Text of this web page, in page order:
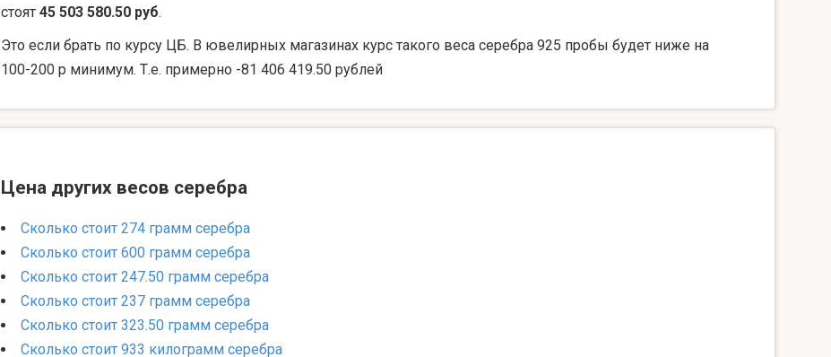
стоят 45 503 580.50 руб.
Это если брать по курсу ЦБ. В ювелирных магазинах курс такого веса серебра 925 пробы будет ниже на
100-200 р минимум. Т.е. примерно -81 406 419.50 рублей
Цена других весов серебра
Сколько стоит 274 грамм серебра
Сколько стоит 600 грамм серебра
Сколько стоит 247.50 грамм серебра
Сколько стоит 237 грамм серебра
Сколько стоит 323.50 грамм серебра
Сколько стоит 933 килограмм серебра